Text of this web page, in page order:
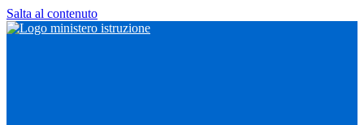
Salta al contenuto